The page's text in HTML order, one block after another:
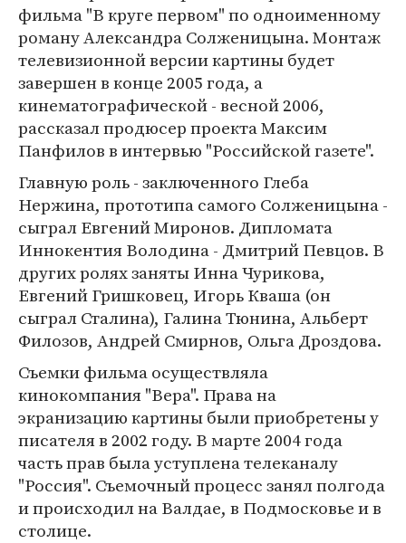
фильма "В круге первом" по одноименному
роману Александра Солженицына. Монтаж
телевизионной версии картины будет
завершен в конце 2005 года, а
кинематографической - весной 2006,
рассказал продюсер проекта Максим
Панфилов в интервью "Российской газете".
Главную роль - заключенного Глеба
Нержина, прототипа самого Солженицына -
сыграл Евгений Миронов. Дипломата
Иннокентия Володина - Дмитрий Певцов. В
других ролях заняты Инна Чурикова,
Евгений Гришковец, Игорь Кваша (он
сыграл Сталина), Галина Тюнина, Альберт
Филозов, Андрей Смирнов, Ольга Дроздова.
Съемки фильма осуществляла
кинокомпания "Вера". Права на
экранизацию картины были приобретены у
писателя в 2002 году. В марте 2004 года
часть прав была уступлена телеканалу
"Россия". Съемочный процесс занял полгода
и происходил на Валдае, в Подмосковье и в
столице.